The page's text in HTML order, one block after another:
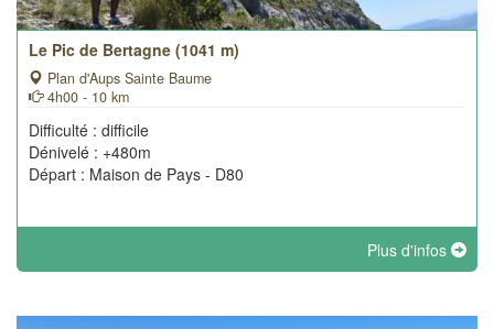
Le Pic de Bertagne (1041 m)
Plan d'Aups Sainte Baume
4h00 - 10 km
Difficulté : difficile
Dénivelé : +480m
Départ : Maison de Pays - D80
Plus d'infos